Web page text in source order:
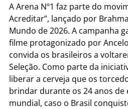
A Arena Nº1 faz parte do
Acreditar”, lançado por
Mundo de 2026. A campanha
filme protagonizado por
convida os brasileiros a
Seleção. Como parte da
liberar a cerveja que os
brindar durante os 24 anos
mundial, caso o Brasil